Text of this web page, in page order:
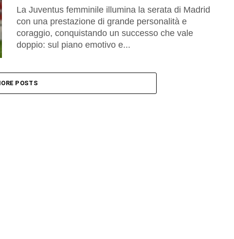
La Juventus femminile illumina la serata di Madrid
con una prestazione di grande personalità e
coraggio, conquistando un successo che vale
doppio: sul piano emotivo e...
POSTS